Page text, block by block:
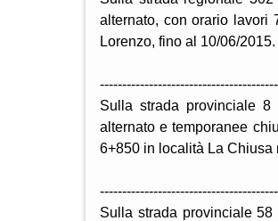
alternato, con orario lavori
Lorenzo, fino al 10/06/2015.
Sulla strada provinciale
alternato e temporanee
6+850 in località La Chiusa
Sulla strada provinciale